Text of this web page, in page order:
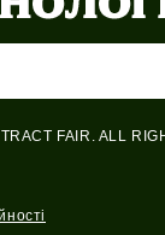
FAIR. ALL